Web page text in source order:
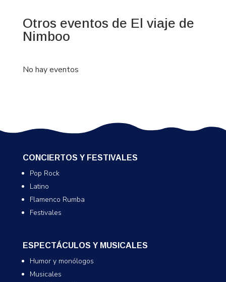
Otros eventos de El viaje de
Nimboo
No hay eventos
CONCIERTOS Y FESTIVALES
Pop Rock
Latino
Flamenco Rumba
Festivales
ESPECTÁCULOS Y MUSICALES
Humor y monólogos
Musicales